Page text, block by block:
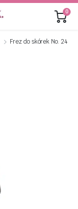
0
Frez do skórek No. 24